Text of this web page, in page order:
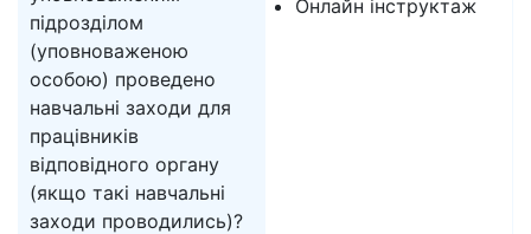
підрозділом
(уповноваженою
особою) проведено
навчальні заходи для
працівників
відповідного органу
(якщо такі навчальні
заходи проводились)?
Онлайн інструктаж